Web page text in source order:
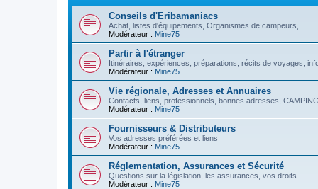
Conseils d'Eribamaniacs
Achat, listes d'équipements, Organismes de campeurs, ...
Modérateur : Mine75
Partir à l'étranger
Itinéraires, expériences, préparations, récits de voyages,
Modérateur : Mine75
Vie régionale, Adresses et Annuaires
Contacts, liens, professionnels, bonnes adresses,
Modérateur : Mine75
Fournisseurs & Distributeurs
Vos adresses préférées et liens
Modérateur : Mine75
Réglementation, Assurances et Sécurité
Questions sur la législation, les assurances, vos droits...
Modérateur : Mine75